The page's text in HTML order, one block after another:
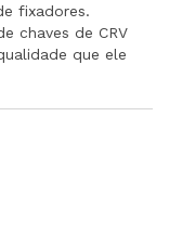
fixadores.
chaves de CRV
que ele